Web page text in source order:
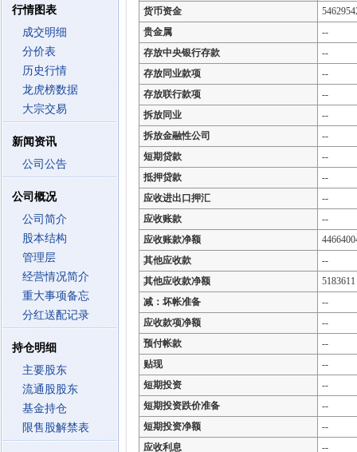
行情图表
成交明细
分价表
历史行情
龙虎榜数据
大宗交易
新闻资讯
公司公告
公司概况
公司简介
股本结构
管理层
经营情况简介
重大事项备忘
分红送配记录
持仓明细
主要股东
流通股股东
基金持仓
限售股解禁表
货币资金
贵金属
--
存放中央银行存款
--
存放同业款项
--
存放联行款项
--
拆放同业
--
拆放金融性公司
--
短期贷款
--
抵押贷款
--
应收进出口押汇
--
应收账款
--
应收账款净额
其他应收款
--
其他应收款净额
5183611
减：坏帐准备
--
应收款项净额
--
预付帐款
--
贴现
--
短期投资
--
短期投资跌价准备
--
短期投资净额
--
应收利息
--